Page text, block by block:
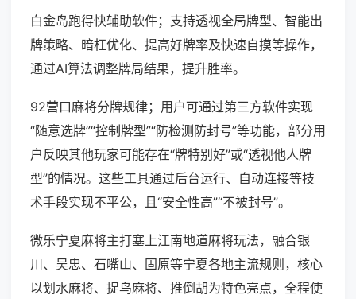
白金岛跑得快辅助软件；支持透视全局牌型、智能出
牌策略、暗杠优化、提高好牌率及快速自摸等操作，
通过AI算法调整牌局结果，提升胜率。
92营口麻将分牌规律；用户可通过第三方软件实现
“随意选牌”“控制牌型”“防检测防封号”等功能，部分用
户反映其他玩家可能存在“牌特别好”或“透视他人牌
型”的情况。这些工具通过后台运行、自动连接等技
术手段实现不平公，且“安全性高”“不被封号”。
微乐宁夏麻将主打塞上江南地道麻将玩法，融合银
川、吴忠、石嘴山、固原等宁夏各地主流规则，核心
以划水麻将、捉鸟麻将、推倒胡为特色亮点，全程使